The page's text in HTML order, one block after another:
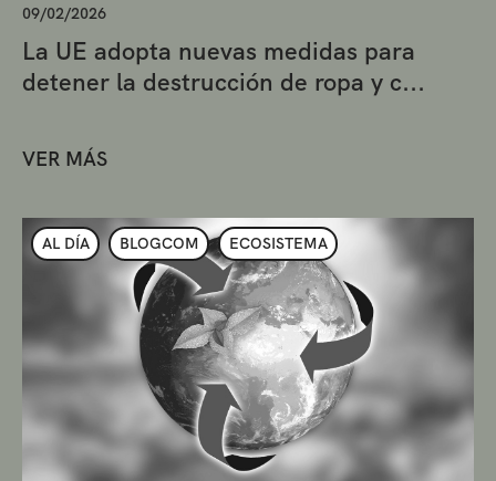
09/02/2026
La UE adopta nuevas medidas para
detener la destrucción de ropa y c...
VER MÁS
AL DÍA BLOGCOM ECOSISTEMA